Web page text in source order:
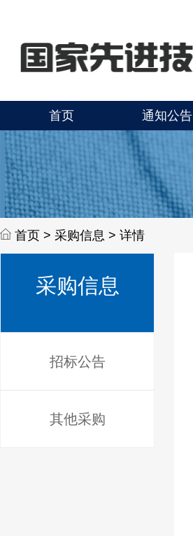
首页 通知公告
首页 > 采购信息 > 详情
采购信息
招标公告
其他采购